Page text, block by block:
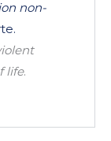
non-
life.